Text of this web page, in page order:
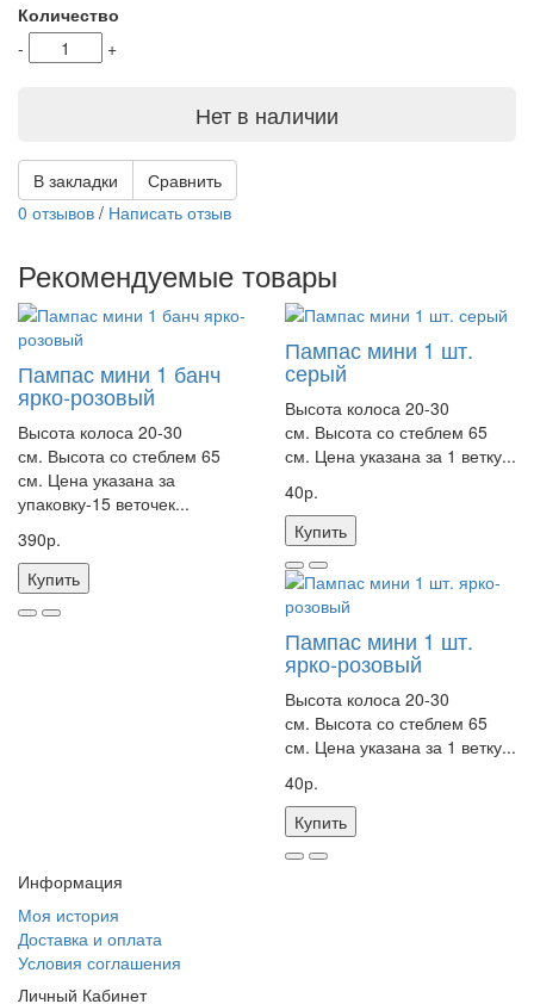
Количество
-
+
Нет в наличии
В закладки
Сравнить
0 отзывов / Написать отзыв
Рекомендуемые товары
Пампас мини 1 банч
ярко-розовый
Высота колоса 20-30
см. Высота со стеблем 65
см. Цена указана за
упаковку-15 веточек...
390р.
Купить
Пампас мини 1 шт.
серый
Высота колоса 20-30
см. Высота со стеблем 65
см. Цена указана за 1 ветку...
40р.
Купить
Пампас мини 1 шт.
ярко-розовый
Высота колоса 20-30
см. Высота со стеблем 65
см. Цена указана за 1 ветку...
40р.
Купить
Информация
Моя история
Доставка и оплата
Условия соглашения
Личный Кабинет